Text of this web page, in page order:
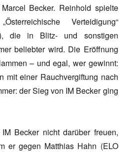
Becker. Reinhold spielte
Verteidigung“
die in Blitz- und sonstigen
beliebter wird. Die Eröffnung
– und egal, wer gewinnt:
mit einer Rauchvergiftung nach
der Sieg von IM Becker ging
Becker nicht darüber freuen,
er gegen Matthias Hahn (ELO